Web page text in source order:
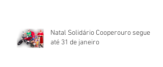
Natal Solidário Cooperouro segue
até 31 de janeiro